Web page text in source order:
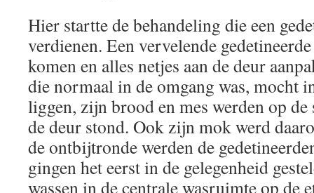
Hier startte de behandeling die een
verdienen. Een vervelende
komen en alles netjes aan de deur
die normaal in de omgang was, mocht
liggen, zijn brood en mes werden op
de deur stond. Ook zijn mok werd
de ontbijtronde werden de
gingen het eerst in de gelegenheid
wassen in de centrale wasruimte op de